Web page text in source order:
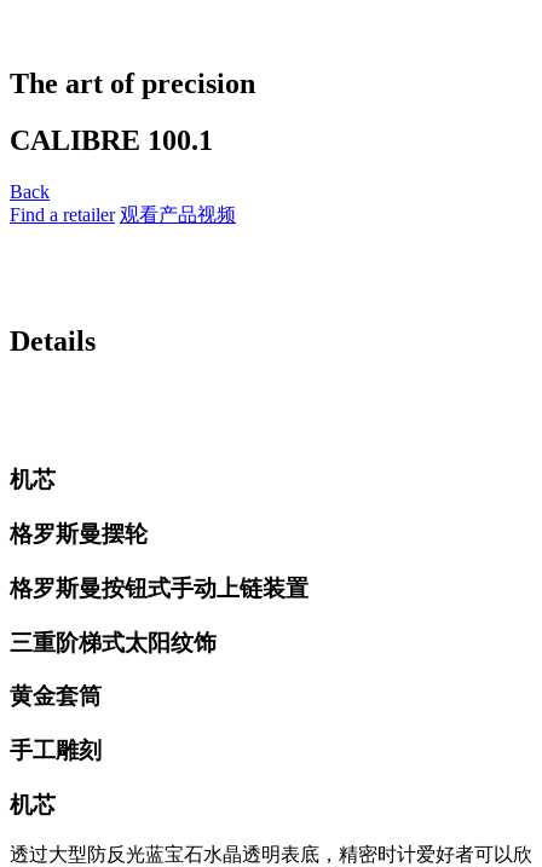
The art of precision
CALIBRE 100.1
Back
Find a retailer 观看产品视频
Details
机芯
格罗斯曼摆轮
格罗斯曼按钮式手动上链装置
三重阶梯式太阳纹饰
黄金套筒
手工雕刻
机芯
透过大型防反光蓝宝石水晶透明表底，精密时计爱好者可以欣